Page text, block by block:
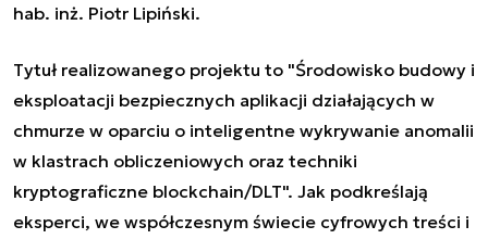
hab. inż. Piotr Lipiński.
Tytuł realizowanego projektu to "Środowisko budowy i
eksploatacji bezpiecznych aplikacji działających w
chmurze w oparciu o inteligentne wykrywanie anomalii
w klastrach obliczeniowych oraz techniki
kryptograficzne blockchain/DLT". Jak podkreślają
eksperci, we współczesnym świecie cyfrowych treści i